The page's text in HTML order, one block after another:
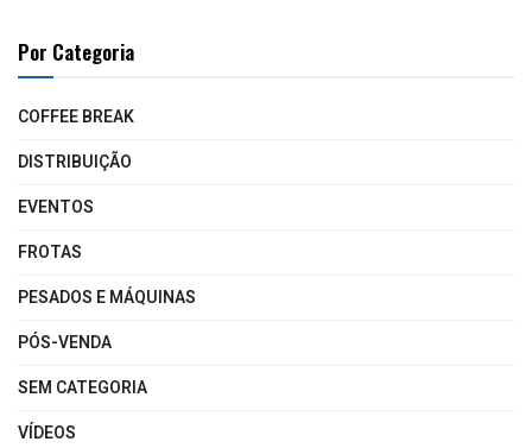
Por Categoria
COFFEE BREAK
DISTRIBUIÇÃO
EVENTOS
FROTAS
PESADOS E MÁQUINAS
PÓS-VENDA
SEM CATEGORIA
VÍDEOS